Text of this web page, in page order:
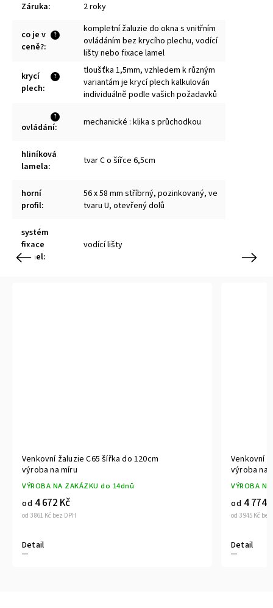
Záruka: 2 roky
?
co je v
ceně?:
kompletní žaluzie do okna s vnitřním
ovládáním bez krycího plechu, vodící
lišty nebo fixace lamel
?
krycí
plech:
tloušťka 1,5mm, vzhledem k různým
variantám je krycí plech kalkulován
individuálně podle vašich požadavků
?
ovládání: mechanické : klika s průchodkou
hliníková
lamela: tvar C o šířce 6,5cm
horní
profil:
56 x 58 mm stříbrný, pozinkovaný, ve
tvaru U, otevřený dolů
systém
fixace
lamel:
vodící lišty
Previous
C65 šířka do 120cm
do 14dnů
Venkovní žaluzie C65 šířka
VÝROBA NA ZAKÁZKU do 14dnů
Next